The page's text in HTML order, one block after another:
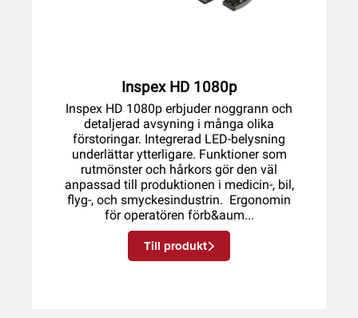
Inspex HD 1080p
Inspex HD 1080p erbjuder noggrann och
detaljerad avsyning i många olika
förstoringar. Integrerad LED-belysning
underlättar ytterligare. Funktioner som
rutmönster och hårkors gör den väl
anpassad till produktionen i medicin-, bil,
flyg-, och smyckesindustrin. Ergonomin
för operatören förb&aum...
Till produkt